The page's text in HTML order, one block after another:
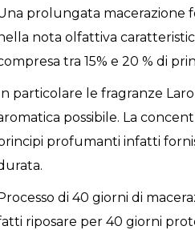
prolungata macerazione
nota olfattiva
tra 15% e 20 % di
particolare le fragranze
possibile. La
profumanti infatti
di 40 giorni di
riposare per 40 giorni